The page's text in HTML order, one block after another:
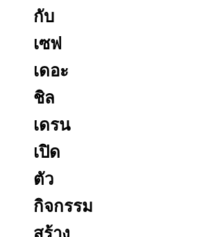
กับ
เซฟ
เดอะ
ชิล
เดรน
เปิด
ตัว
กิจกรรม